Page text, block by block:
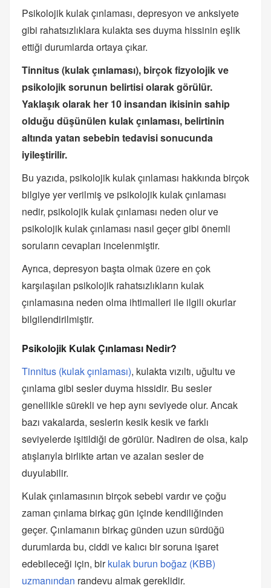
Psikolojik kulak çınlaması, depresyon ve anksiyete
gibi rahatsızlıklara kulakta ses duyma hissinin eşlik
ettiği durumlarda ortaya çıkar.
Tinnitus (kulak çınlaması), birçok fizyolojik ve
psikolojik sorunun belirtisi olarak görülür.
Yaklaşık olarak her 10 insandan ikisinin sahip
olduğu düşünülen kulak çınlaması, belirtinin
altında yatan sebebin tedavisi sonucunda
iyileştirilir.
Bu yazıda, psikolojik kulak çınlaması hakkında birçok
bilgiye yer verilmiş ve psikolojik kulak çınlaması
nedir, psikolojik kulak çınlaması neden olur ve
psikolojik kulak çınlaması nasıl geçer gibi önemli
soruların cevapları incelenmiştir.
Ayrıca, depresyon başta olmak üzere en çok
karşılaşılan psikolojik rahatsızlıkların kulak
çınlamasına neden olma ihtimalleri ile ilgili okurlar
bilgilendirilmiştir.
Psikolojik Kulak Çınlaması Nedir?
Tinnitus (kulak çınlaması), kulakta vızıltı, uğultu ve
çınlama gibi sesler duyma hissidir. Bu sesler
genellikle sürekli ve hep aynı seviyede olur. Ancak
bazı vakalarda, seslerin kesik kesik ve farklı
seviyelerde işitildiği de görülür. Nadiren de olsa, kalp
atışlarıyla birlikte artan ve azalan sesler de
duyulabilir.
Kulak çınlamasının birçok sebebi vardır ve çoğu
zaman çınlama birkaç gün içinde kendiliğinden
geçer. Çınlamanın birkaç günden uzun sürdüğü
durumlarda bu, ciddi ve kalıcı bir soruna işaret
edebileceği için, birkulak burun boğaz (KBB)
uzmanından randevu almak gereklidir.